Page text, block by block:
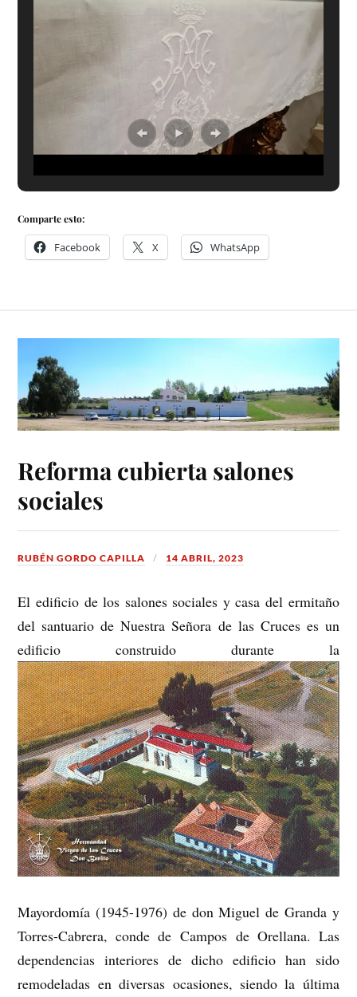
Comparte esto:
Facebook X WhatsApp
Reforma cubierta salones
sociales
RUBÉN GORDO CAPILLA 14 ABRIL, 2023
El edificio de los salones sociales y casa del ermitaño
del santuario de Nuestra Señora de las Cruces es un
edificio construido durante la
Mayordomía (1945-1976) de don Miguel de Granda y
Torres-Cabrera, conde de Campos de Orellana. Las
dependencias interiores de dicho edificio han sido
remodeladas en diversas ocasiones, siendo la última